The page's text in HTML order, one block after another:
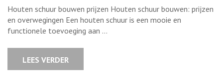
bouwen:
prijzen
en
Houten schuur bouwen prijzen Houten schuur bouwen: prijzen
en overwegingen Een houten schuur is een mooie en
functionele toevoeging aan …
LEES VERDER